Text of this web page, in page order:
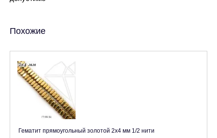
Похожие
Гематит прямоугольный золотой 2х4 мм 1/2 нити